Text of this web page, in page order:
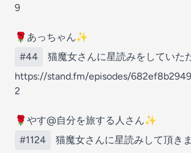
9
🌹あっちゃん✨
#44
猫魔女さんに星読みをしていた
https://stand.fm/episodes/
2
🌹やす@自分を旅する人さん✨
#1124
猫魔女さんに星読みして頂き